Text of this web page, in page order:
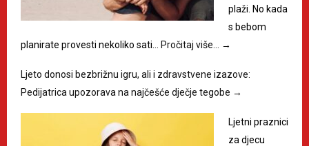
plaži. No kada
s bebom
planirate provesti nekoliko sati…
Pročitaj više… →
Ljeto donosi bezbrižnu igru, ali i zdravstvene izazove:
Pedijatrica upozorava na najčešće dječje tegobe →
Ljetni praznici
za djecu